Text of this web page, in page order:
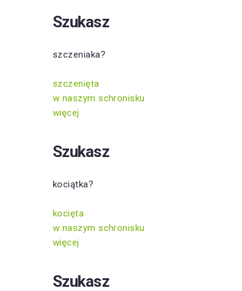
Szukasz
szczeniaka?
szczenięta
w naszym schronisku
więcej
Szukasz
kociątka?
kocięta
w naszym schronisku
więcej
Szukasz